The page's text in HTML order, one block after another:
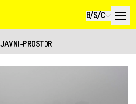
B/S/C
JAVNI-PROSTOR